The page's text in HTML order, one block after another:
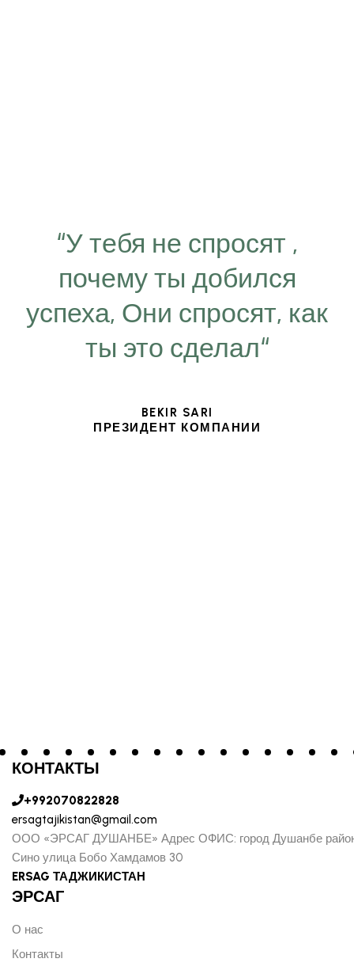
“У тебя не спросят ,
почему ты добился
успеха, Они спросят, как
ты это сделал“
BEKIR SARI
ПРЕЗИДЕНТ КОМПАНИИ
КОНТАКТЫ
+992070822828
ersagtajikistan@gmail.com
ООО «ЭРСАГ ДУШАНБЕ» Адрес ОФИС: город Душанбе
Сино улица Бобо Хамдамов 30
ERSAG ТАДЖИКИСТАН
ЭРСАГ
О нас
Контакты